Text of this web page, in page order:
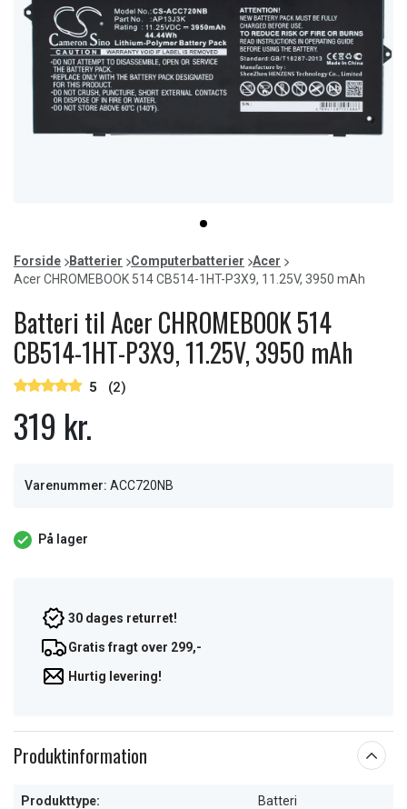
item
0
of
1
Forside Batterier Computerbatterier
Acer
Acer CHROMEBOOK 514 CB514-1HT-P3X9, 11.25V, 3950 mAh
Batteri til Acer CHROMEBOOK 514
CB514-1HT-P3X9, 11.25V, 3950 mAh
5 (2)
319 kr.
Varenummer: ACC720NB
På lager
30 dages returret!
Gratis fragt over 299,-
Hurtig levering!
Produktinformation
Produkttype: Batteri